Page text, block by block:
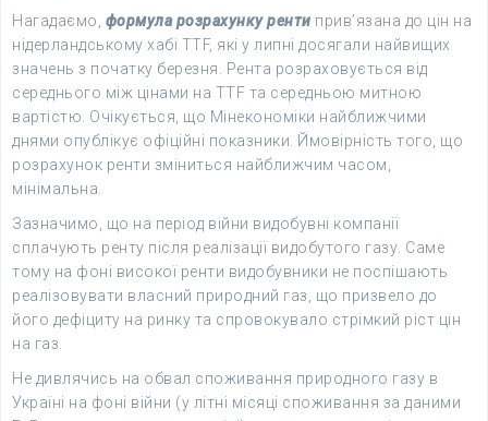
Нагадаємо, формула розрахунку ренти прив’язана до цін на
нідерландському хабі TTF, які у липні досягали найвищих
значень з початку березня. Рента розраховується від
середнього між цінами на TTF та середньою митною
вартістю. Очікується, що Мінекономіки найближчими
днями опублікує офіційні показники. Ймовірність того, що
розрахунок ренти зміниться найближчим часом,
мінімальна.
Зазначимо, що на період війни видобувні компанії
сплачують ренту після реалізації видобутого газу. Саме
тому на фоні високої ренти видобувники не поспішають
реалізовувати власний природний газ, що призвело до
його дефіциту на ринку та спровокувало стрімкий ріст цін
на газ.
Не дивлячись на обвал споживання природного газу в
Україні на фоні війни (у літні місяці споживання за даними